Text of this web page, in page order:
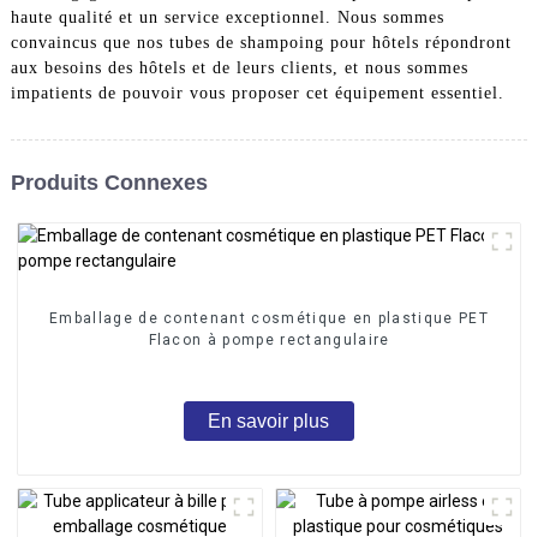
haute qualité et un service exceptionnel. Nous sommes
convaincus que nos tubes de shampoing pour hôtels répondront
aux besoins des hôtels et de leurs clients, et nous sommes
impatients de pouvoir vous proposer cet équipement essentiel.
Produits Connexes
Emballage de contenant cosmétique en plastique PET
Flacon à pompe rectangulaire
En savoir plus